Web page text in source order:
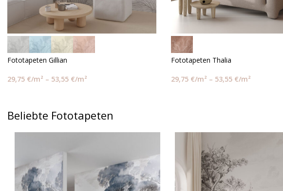
Fototapeten Gillian
29,75 €/m² – 53,55 €/m²
Fototapeten Thalia
29,75 €/m² – 53,55 €/m²
Beliebte Fototapeten